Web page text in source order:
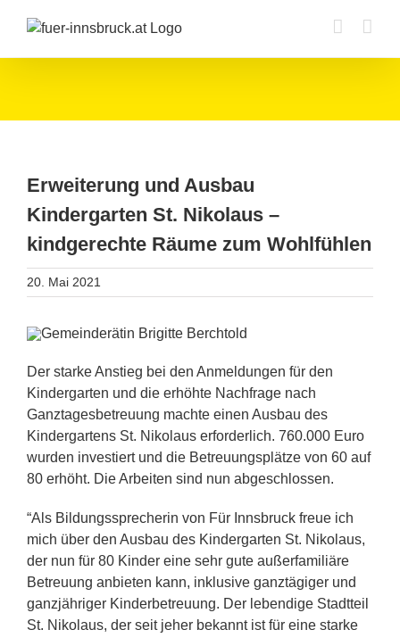
Inhalt
Erweiterung und Ausbau
Kindergarten St. Nikolaus –
kindgerechte Räume zum Wohlfühlen
20. Mai 2021
Der starke Anstieg bei den Anmeldungen für den
Kindergarten und die erhöhte Nachfrage nach
Ganztagesbetreuung machte einen Ausbau des
Kindergartens St. Nikolaus erforderlich. 760.000 Euro
wurden investiert und die Betreuungsplätze von 60 auf
80 erhöht. Die Arbeiten sind nun abgeschlossen.
“Als Bildungssprecherin von Für Innsbruck freue ich
mich über den Ausbau des Kindergarten St. Nikolaus,
der nun für 80 Kinder eine sehr gute außerfamiliäre
Betreuung anbieten kann, inklusive ganztägiger und
ganzjähriger Kinderbetreuung. Der lebendige Stadtteil
St. Nikolaus, der seit jeher bekannt ist für eine starke